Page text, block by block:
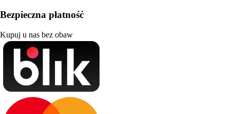
Bezpieczna płatność
Kupuj u nas bez obaw